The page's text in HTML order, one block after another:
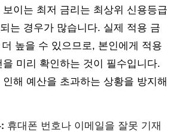
이는 최저 금리는 최상위 신용등급
는 경우가 많습니다. 실제 적용 금
높을 수 있으므로, 본인에게 적용
미리 확인하는 것이 필수입니다.
해 예산을 초과하는 상황을 방지해
휴대폰 번호나 이메일을 잘못 기재